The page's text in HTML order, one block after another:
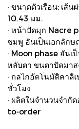
· ขนาดตัวเรือน: เส้
10.43 มม.
· หน้าปัดมุก Nacre
ชมพู อันเป็นเอกลัก
· Moon phase อัน
หลับตา ขนตาปัดมาส
· กลไกอัตโนมัติคาลิ
ชั่วโมง
· ผลิตในจำนวนจำกั
to-order